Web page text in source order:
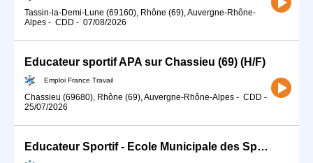
Tassin-la-Demi-Lune (69160), Rhône (69), Auvergne-Rhône-
Alpes - CDD - 07/08/2026
Educateur sportif APA sur Chassieu (69) (H/F)
Emploi France Travail
Chassieu (69680), Rhône (69), Auvergne-Rhône-Alpes - CDD -
25/07/2026
Educateur Sportif - Ecole Municipale des Sports (H/F)